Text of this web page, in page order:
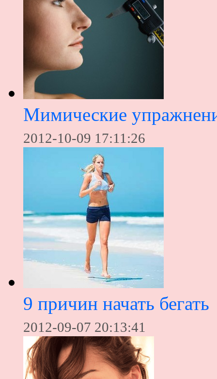
Мимические
2012-10-09 17:11:26
9 причин начать бегать
2012-09-07 20:13:41